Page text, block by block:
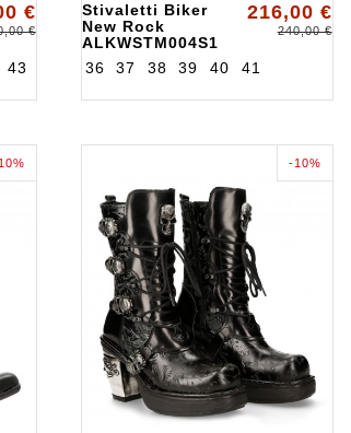
€
€
43
Stivaletti Biker
New Rock
ALKWSTM004S1
216,00 €
240,00 €
36 37 38 39 40 41
-10%